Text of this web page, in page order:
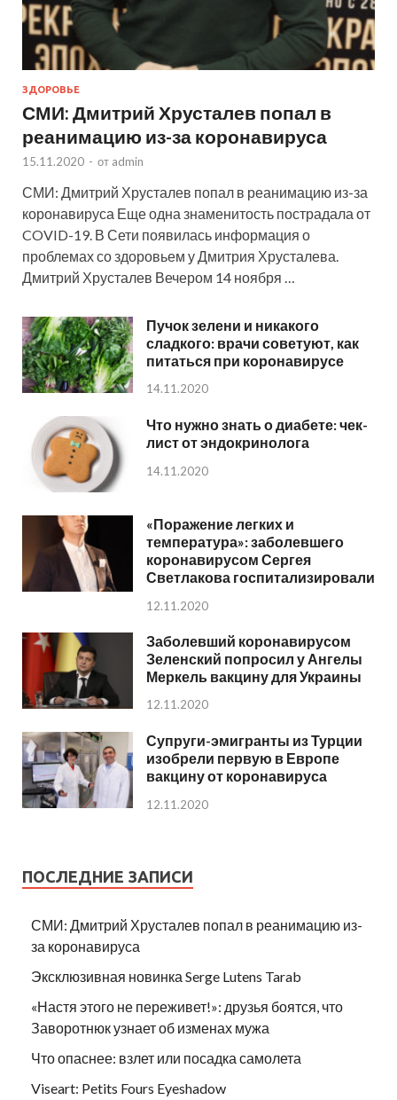
ЗДОРОВЬЕ
СМИ: Дмитрий Хрусталев попал в
реанимацию из-за коронавируса
15.11.2020 - от admin
СМИ: Дмитрий Хрусталев попал в реанимацию из-за
коронавируса Еще одна знаменитость пострадала от
COVID-19. В Сети появилась информация о
проблемах со здоровьем у Дмитрия Хрусталева.
Дмитрий Хрусталев Вечером 14 ноября …
Пучок зелени и никакого
сладкого: врачи советуют, как
питаться при коронавирусе
14.11.2020
Что нужно знать о диабете: чек-
лист от эндокринолога
14.11.2020
«Поражение легких и
температура»: заболевшего
коронавирусом Сергея
Светлакова госпитализировали
12.11.2020
Заболевший коронавирусом
Зеленский попросил у Ангелы
Меркель вакцину для Украины
12.11.2020
Супруги-эмигранты из Турции
изобрели первую в Европе
вакцину от коронавируса
12.11.2020
ПОСЛЕДНИЕ ЗАПИСИ
СМИ: Дмитрий Хрусталев попал в реанимацию из-
за коронавируса
Эксклюзивная новинка Serge Lutens Tarab
«Настя этого не переживет!»: друзья боятся, что
Заворотнюк узнает об изменах мужа
Что опаснее: взлет или посадка самолета
Viseart: Petits Fours Eyeshadow